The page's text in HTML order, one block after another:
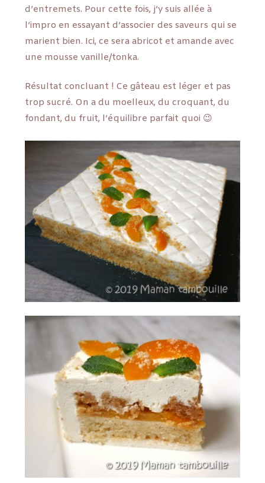
d’entremets. Pour cette fois, j’y suis allée à
l’impro en essayant d’associer des saveurs qui se
marient bien. Ici, ce sera abricot et amande avec
une mousse vanille/tonka.
Résultat concluant ! Ce gâteau est léger et pas
trop sucré. On a du moelleux, du croquant, du
fondant, du fruit, l’équilibre parfait quoi 😉